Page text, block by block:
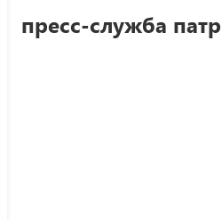
пресс-служба